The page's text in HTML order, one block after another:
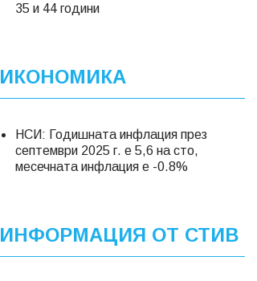
35 и 44 години
ИКОНОМИКА
НСИ: Годишната инфлация през
септември 2025 г. е 5,6 на сто,
месечната инфлация е -0.8%
ИНФОРМАЦИЯ ОТ СТИВ